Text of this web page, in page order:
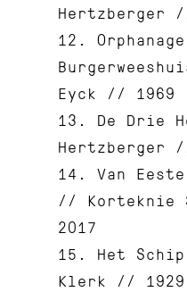
Hertzberger
12.
Eyck // 1969
13. De Drie
Hertzberger
14. Van
// Korteknie
2017
15. Het
Klerk // 1929